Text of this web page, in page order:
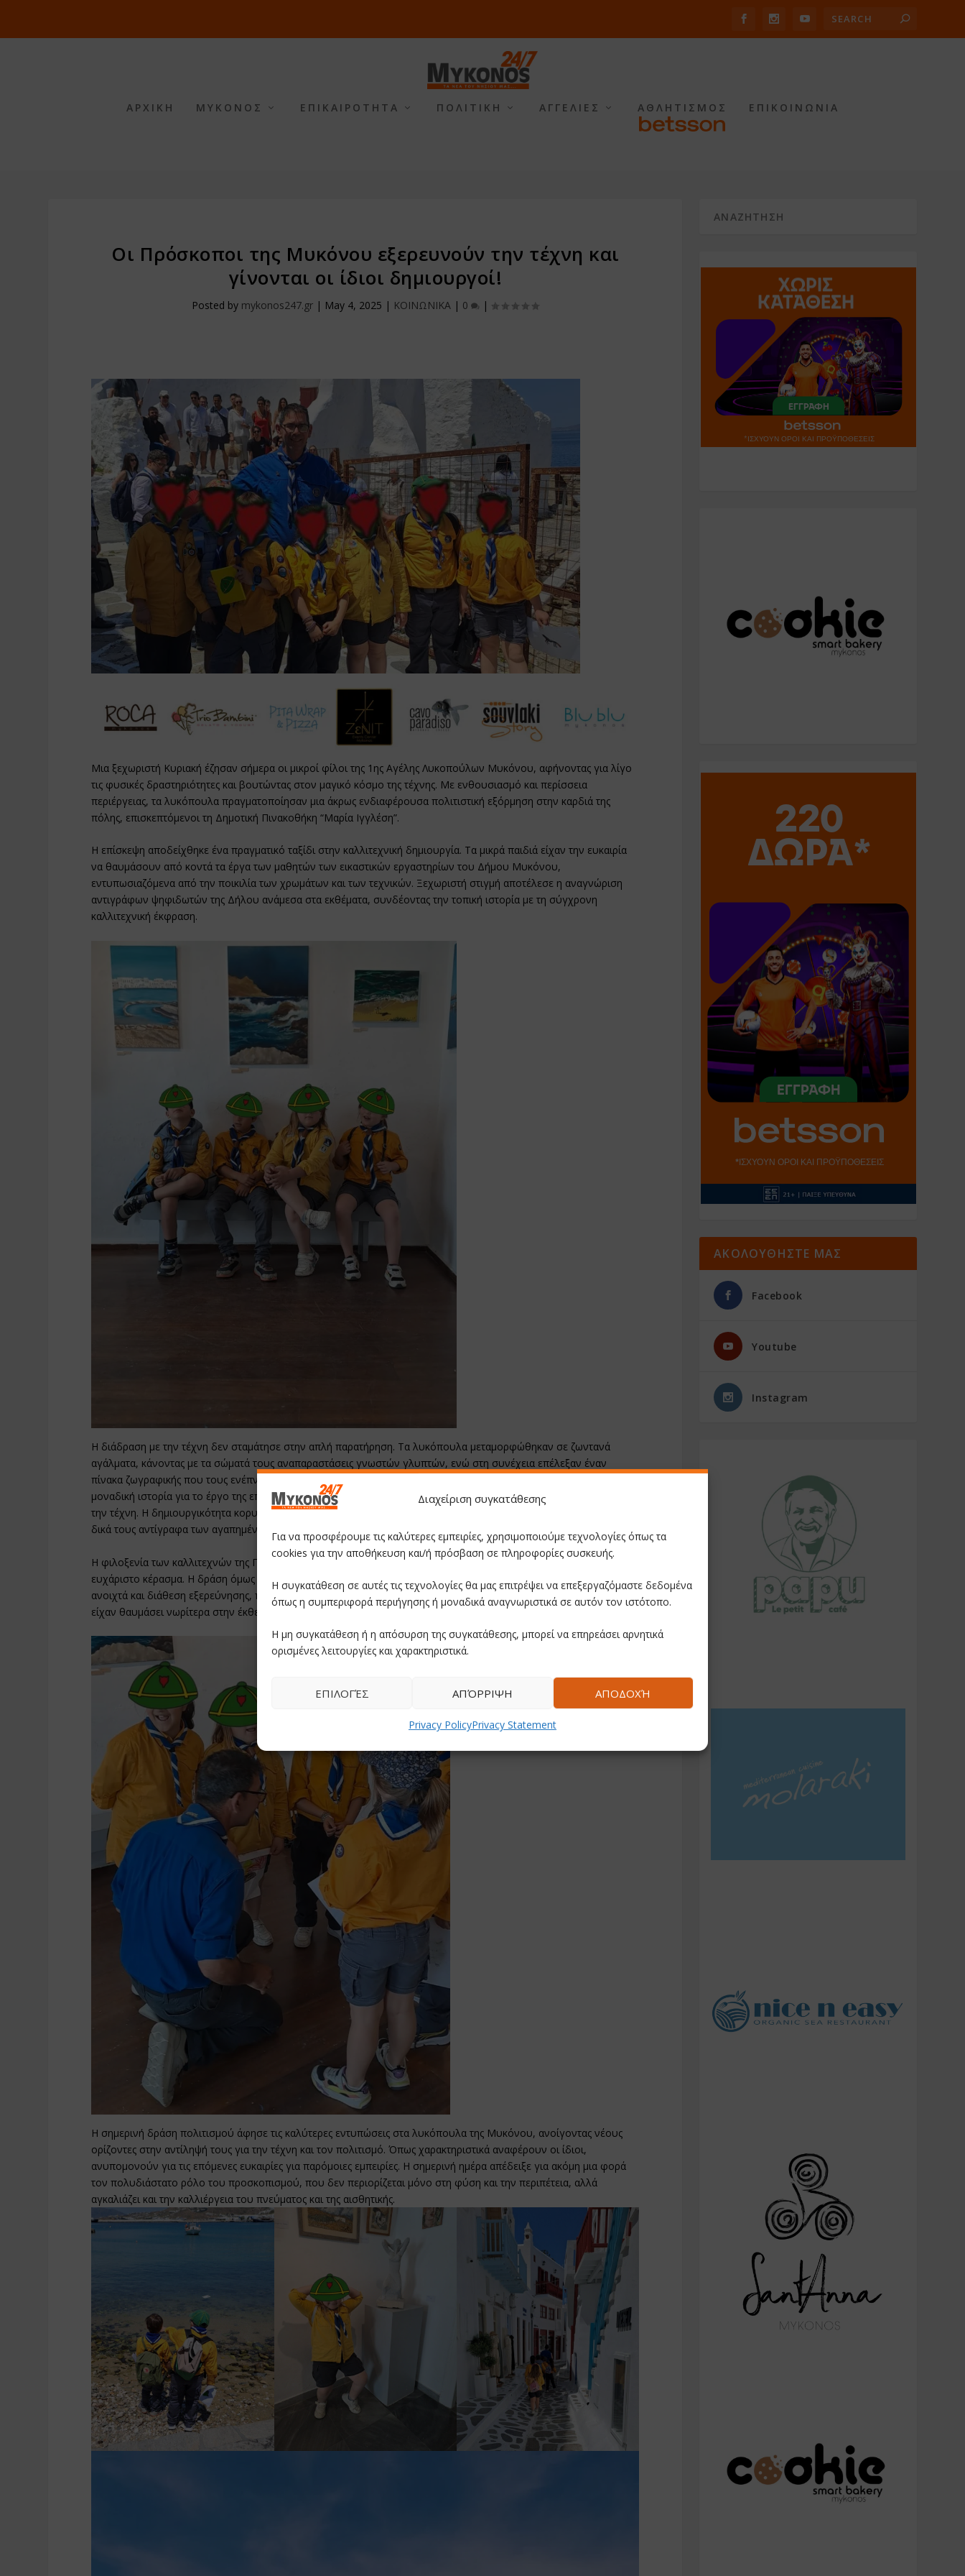
Διαχείριση συγκατάθεσης
Για να προσφέρουμε τις καλύτερες εμπειρίες, χρησιμοποιούμε τεχνολογίες όπως τα
cookies για την αποθήκευση και/ή πρόσβαση σε πληροφορίες συσκευής.
Η συγκατάθεση σε αυτές τις τεχνολογίες θα μας επιτρέψει να επεξεργαζόμαστε δεδομένα
όπως η συμπεριφορά περιήγησης ή μοναδικά αναγνωριστικά σε αυτόν τον ιστότοπο.
Η μη συγκατάθεση ή η απόσυρση της συγκατάθεσης, μπορεί να επηρεάσει αρνητικά
ορισμένες λειτουργίες και χαρακτηριστικά.
ΑΠΟΔΟΧΉ
ΑΠΌΡΡΙΨΗ
ΕΠΙΛΟΓΈΣ
Privacy PolicyPrivacy Statement
ΑΡΧΙΚΗ ΜΥΚΟΝΟΣ ΕΠΙΚΑΙΡΟΤΗΤΑ ΠΟΛΙΤΙΚΗ ΑΓΓΕΛΙΕΣ ΑΘΛΗΤΙΣΜΟΣ ΕΠΙΚΟΙΝΩΝΙΑ
Οι Πρόσκοποι της Μυκόνου εξερευνούν την τέχνη και
γίνονται οι ίδιοι δημιουργοί!
Posted by mykonos247.gr | May 4, 2025 | ΚΟΙΝΩΝΙΚΑ | 0 |
Μια ξεχωριστή Κυριακή έζησαν σήμερα οι μικροί φίλοι της 1ης Αγέλης Λυκοπούλων Μυκόνου, αφήνοντας για λίγο
τις φυσικές δραστηριότητες και βουτώντας στον μαγικό κόσμο της τέχνης. Με ενθουσιασμό και περίσσεια
περιέργειας, τα λυκόπουλα πραγματοποίησαν μια άκρως ενδιαφέρουσα πολιτιστική εξόρμηση στην καρδιά της
πόλης, επισκεπτόμενοι τη Δημοτική Πινακοθήκη “Μαρία Ιγγλέση”.
Η επίσκεψη αποδείχθηκε ένα πραγματικό ταξίδι στην καλλιτεχνική δημιουργία. Τα μικρά παιδιά είχαν την ευκαιρία
να θαυμάσουν από κοντά τα έργα των μαθητών των εικαστικών εργαστηρίων του Δήμου Μυκόνου,
εντυπωσιαζόμενα από την ποικιλία των χρωμάτων και των τεχνικών. Ξεχωριστή στιγμή αποτέλεσε η αναγνώριση
αντιγράφων ψηφιδωτών της Δήλου ανάμεσα στα εκθέματα, συνδέοντας την τοπική ιστορία με τη σύγχρονη
καλλιτεχνική έκφραση.
Η διάδραση με την τέχνη δεν σταμάτησε στην απλή παρατήρηση. Τα λυκόπουλα μεταμορφώθηκαν σε ζωντανά
αγάλματα, κάνοντας με τα σώματά τους αναπαραστάσεις γνωστών γλυπτών, ενώ στη συνέχεια επέλεξαν έναν
πίνακα ζωγραφικής που τους ενέπνευσε ιδιαίτερα. Η φαντασία τους οργίασε καθώς ο καθένας διηγήθηκε μια
μοναδική ιστορία για το έργο της επιλογής του, αποδεικνύοντας την ικανότητά τους να συνδέονται προσωπικά με
την τέχνη. Η δημιουργικότητα κορυφώθηκε όταν τα παιδιά πήραν μαρκαδόρους και χαρτιά και δημιούργησαν τα
δικά τους αντίγραφα των αγαπημένων τους πινάκων.
Η φιλοξενία των καλλιτεχνών της Πινακοθήκης ήταν θερμή και εγκάρδια, προσφέροντας στα λυκόπουλα ένα
ευχάριστο κέρασμα. Η δράση όμως δεν τελείωσε εντός των τειχών της Πινακοθήκης. Οι μικροί προσκόποι, με μάτια
ανοιχτά και διάθεση εξερεύνησης, περιηγήθηκαν στην πόλη, αναζητώντας και εντοπίζοντας τρία από τα τοπία που
είχαν θαυμάσει νωρίτερα στην έκθεση, συνδέοντας την τέχνη με την πραγματικότητα που τους περιβάλλει.
Η σημερινή δράση πολιτισμού άφησε τις καλύτερες εντυπώσεις στα λυκόπουλα της Μυκόνου, ανοίγοντας νέους
ορίζοντες στην αντίληψή τους για την τέχνη και τον πολιτισμό. Όπως χαρακτηριστικά αναφέρουν οι ίδιοι,
ανυπομονούν για τις επόμενες ευκαιρίες για παρόμοιες εμπειρίες. Η σημερινή ημέρα απέδειξε για ακόμη μια φορά
τον πολυδιάστατο ρόλο του προσκοπισμού, που δεν περιορίζεται μόνο στη φύση και την περιπέτεια, αλλά
αγκαλιάζει και την καλλιέργεια του πνεύματος και της αισθητικής.
ΑΚΟΛΟΥΘΗΣΤΕ ΜΑΣ
Facebook
Youtube
Instagram